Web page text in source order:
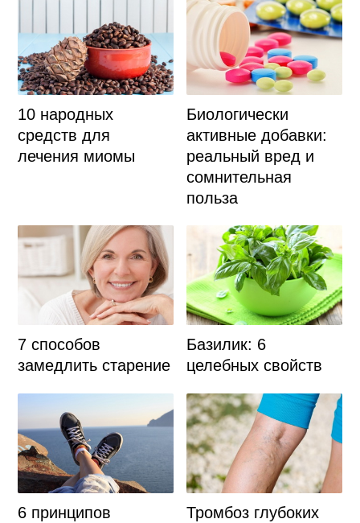
10 народных
средств для
лечения миомы
Биологически
активные добавки:
реальный вред и
сомнительная
польза
7 способов
замедлить старение
Базилик: 6
целебных свойств
6 принципов
Тромбоз глубоких